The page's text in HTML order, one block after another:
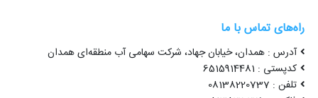
راه‌های تماس با ما
آدرس : همدان، خیابان جهاد، شرکت سهامی آب منطقه‌ای همدان
کدپستی : 6515914481
تلفن : 08138220737